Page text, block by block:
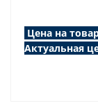
Цена на
Актуальная